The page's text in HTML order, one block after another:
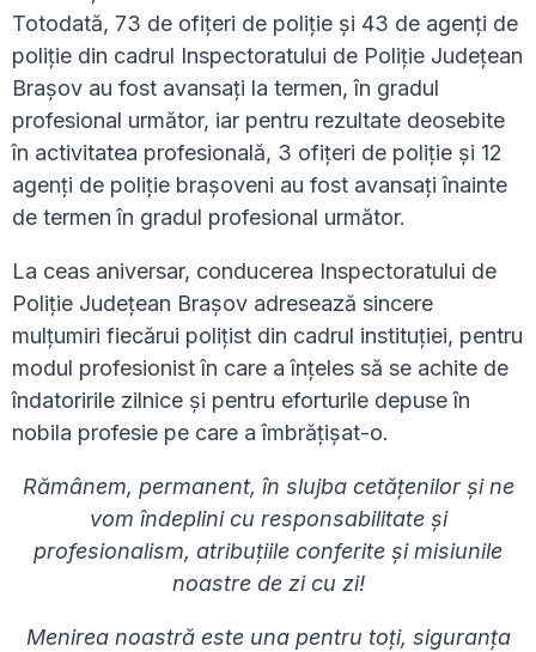
Totodată, 73 de ofițeri de poliție și 43 de agenți de
poliție din cadrul Inspectoratului de Poliție Județean
Brașov au fost avansați la termen, în gradul
profesional următor, iar pentru rezultate deosebite
în activitatea profesională, 3 ofițeri de poliție și 12
agenți de poliție brașoveni au fost avansați înainte
de termen în gradul profesional următor.
La ceas aniversar, conducerea Inspectoratului de
Poliție Județean Brașov adresează sincere
mulțumiri fiecărui polițist din cadrul instituției, pentru
modul profesionist în care a înțeles să se achite de
îndatoririle zilnice și pentru eforturile depuse în
nobila profesie pe care a îmbrățișat-o.
Rămânem, permanent, în slujba cetățenilor și ne
vom îndeplini cu responsabilitate și
profesionalism, atribuțiile conferite și misiunile
noastre de zi cu zi!
Menirea noastră este una pentru toți, siguranța